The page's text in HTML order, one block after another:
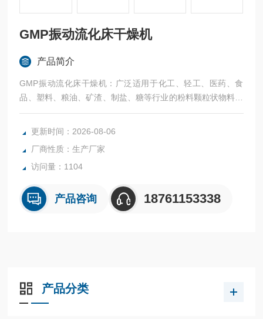
GMP振动流化床干燥机
产品简介
GMP振动流化床干燥机：广泛适用于化工、轻工、医药、食
品、塑料、粮油、矿渣、制盐、糖等行业的粉料颗粒状物料的
干燥、冷却、增湿等作业。作为干燥设备使用时,设备可同时
具备干燥和冷却功能，产品可直接包装。大型设备一般采用分
更新时间：2026-08-06
厂商性质：生产厂家
访问量：1104
产品咨询 18761153338
产品分类